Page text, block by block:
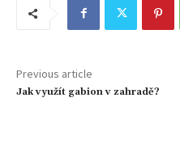
Previous article
Jak využít gabion v zahradě?